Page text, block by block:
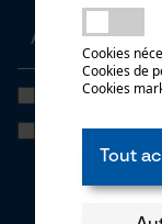
J'ai lu lapolitique
Si vous acceptez
parvenir des
newsletter. Vos
Vous pourrez
Cookies
Cookies de
Cookies
Tout
Une
mail